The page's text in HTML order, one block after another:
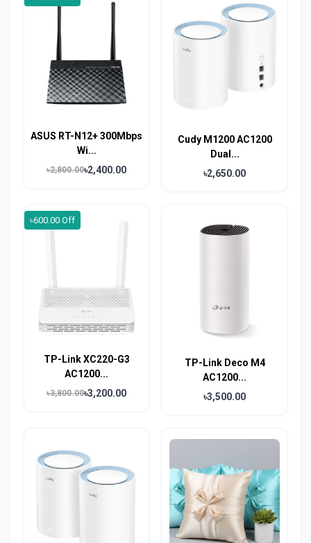
ASUS RT-N12+ 300Mbps
Wi...
৳2,800.00৳2,400.00
Cudy M1200 AC1200
Dual...
৳2,650.00
৳600.00 Off
TP-Link XC220-G3
AC1200...
৳3,800.00৳3,200.00
TP-Link Deco M4
AC1200...
৳3,500.00